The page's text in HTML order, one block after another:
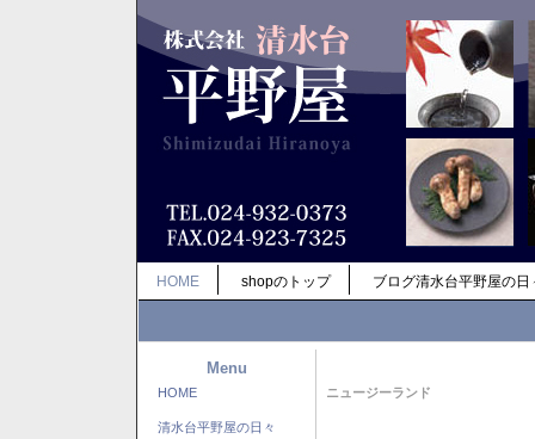
HOME shopのトップ ブログ清水台平野屋の日
Menu
HOME
清水台平野屋の日々
ニュージーランド